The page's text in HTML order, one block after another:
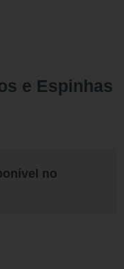
e Espinhas
no